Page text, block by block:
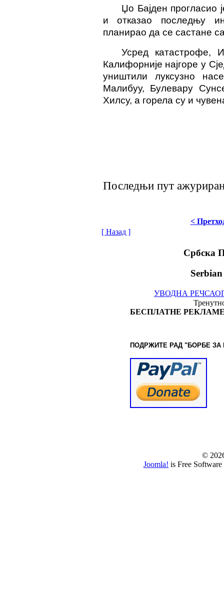
Џо Бајден прогласио
и отказао последњу
планирао да се састане
Усред катастрофе, И
Калифорније најгоре у
уништили луксузно
Малибуу, Булевару
Хилсу, а горела су и
Последњи пут
<
[ Назад ]
Србска
УВОДНА РЕЧ
БЕСПЛАТНЕ
ПОДРЖИТЕ РАД "БОРБЕ ЗА
©
Joomla! is Free